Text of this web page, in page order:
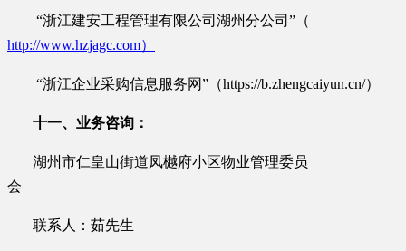
“浙江建安工程管理有限公司湖州分公司”（
http://www.hzjagc.com）
“浙江企业采购信息服务网”（https://b.zhengcaiyun.cn/）
十一、业务咨询：
湖州市仁皇山街道凤樾府小区物业管理委员
会
联系人： 茹先生